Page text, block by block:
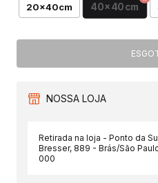
20x40cm 40x40cm
NOSSA LOJA
Retirada na loja - Ponto da
Bresser, 889 - Brás/São
000